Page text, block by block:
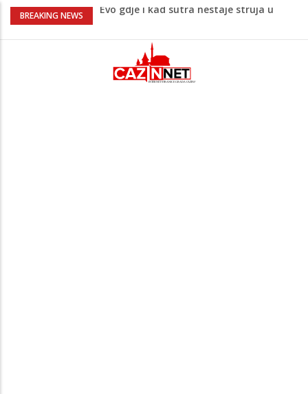
BREAKING NEWS
Evo gdje i kad sutra nestaje struja u
Ušao u dvorište i nasrnuo na 30-
godišnjakinju: Suprug ga savladao i
zadržao do dolaska policije
Krajina: Teška saobraćajna nesreća,